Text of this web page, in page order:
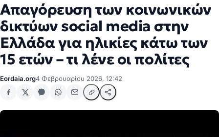
Απαγόρευση των κοινωνικών
δικτύων social media στην
Ελλάδα για ηλικίες κάτω των
15 ετών – τι λένε οι πολίτες
Eordaia.org4 Φεβρουαρίου 2026, 12:42